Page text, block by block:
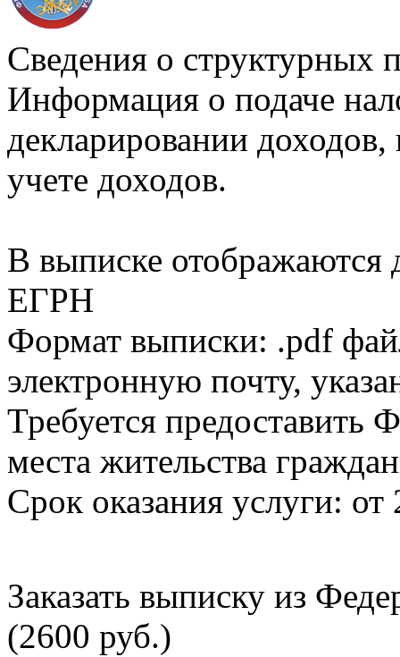
Сведения о структурных
Информация о подаче
декларировании доходов,
учете доходов.
В выписке
ЕГРН
Формат выписки: .pdf
электронную почту,
Требуется
места жительства
Срок оказания услуги: от
Заказать выписку из
(2600 руб.)